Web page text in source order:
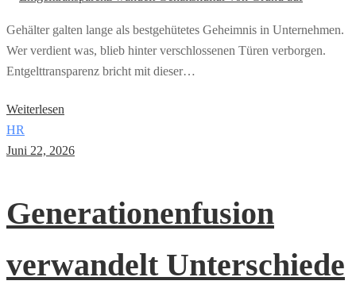
Gehälter galten lange als bestgehütetes Geheimnis in Unternehmen.
Wer verdient was, blieb hinter verschlossenen Türen verborgen.
Entgelttransparenz bricht mit dieser…
Weiterlesen
HR
Juni 22, 2026
Generationenfusion
verwandelt Unterschiede